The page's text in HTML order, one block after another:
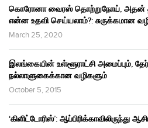
கொரோனா வைரஸ் தொற்றுநோய், அதன்
என்ன உதவி செய்யலாம்?: சுருக்கமான
March 25, 2020
இலங்கையின் உள்ளூராட்சி அமைப்பும்,
நல்லாளுகைக்கான வழிகளும்
October 5, 2015
‘கிளிட்டோரிஸ்’: ஆப்பிரிக்காவிலிருந்து